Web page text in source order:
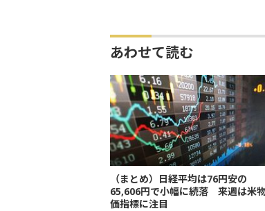
あわせて読む
（まとめ）日経平均は76円安の
65,606円で小幅に続落 来週は米
価指標に注目